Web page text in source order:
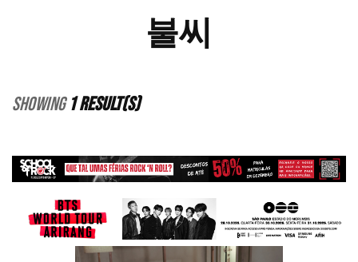
불씨
Showing1 Result(s)